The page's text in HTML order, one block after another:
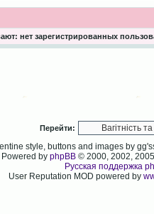
нет зарегистрированных
Перейти:
style, buttons and images by
Powered byphpBB © 2000, 2002,
Русская поддержка
User Reputation MOD powered by